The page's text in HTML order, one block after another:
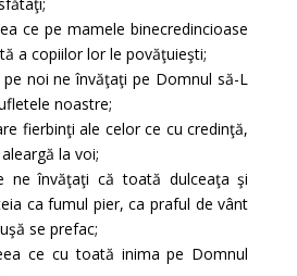
ce pe mamele binecredincioase
a copiilor lor le povăţuieşti;
noi ne învăţaţi pe Domnul să-L
noastre;
fierbinţi ale celor ce cu credinţă,
la voi;
ne învăţaţi că toată dulceaţa şi
ca fumul pier, ca praful de vânt
se prefac;
ce cu toată inima pe Domnul